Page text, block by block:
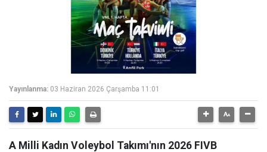
Yayınlanma: 03 Haziran 2026 Çarşamba 11:01
A Milli Kadın Voleybol Takımı'nın 2026 FIVB